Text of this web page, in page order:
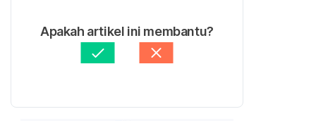
Apakah artikel ini membantu?